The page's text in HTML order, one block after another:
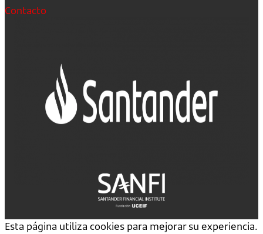
Contacto
Esta página utiliza cookies para mejorar su experiencia.